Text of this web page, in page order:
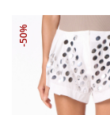
-50%